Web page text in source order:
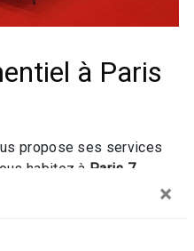
×
à Paris
propose ses services
habitez à Paris 7.
et d’un savoir-faire de